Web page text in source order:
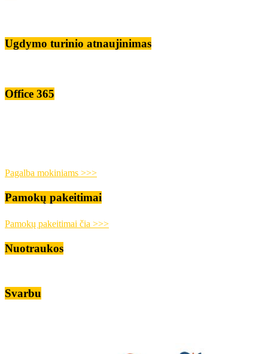
Ugdymo turinio atnaujinimas
Office 365
Pagalba mokiniams >>>
Pamokų pakeitimai
Pamokų pakeitimai čia >>>
Nuotraukos
Svarbu